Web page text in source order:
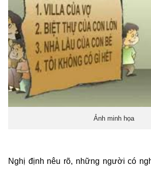
Ảnh minh họa
Nghị định nêu rõ, những người có